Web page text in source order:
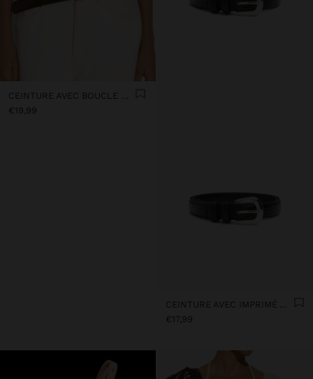
CEINTURE AVEC BOUCLE RONDE
€19,99
CEINTURE AVEC IMPRIMÉ ANIMALIER
€17,99